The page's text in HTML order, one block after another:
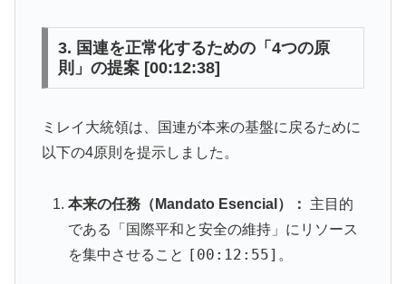
3. 国連を正常化するための「4つの原
則」の提案 [00:12:38]
ミレイ大統領は、国連が本来の基盤に戻るために
以下の4原則を提示しました。
本来の任務（Mandato Esencial）：
主目的
である「国際平和と安全の維持」にリソース
を集中させること [00:12:55] 。